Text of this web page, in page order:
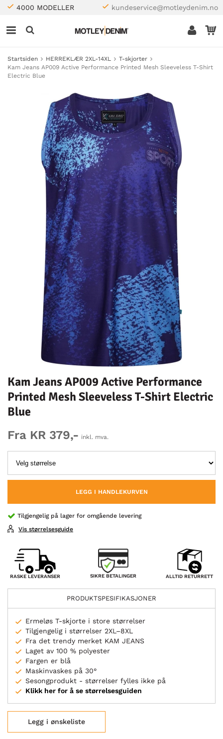
4000 MODELLER kundeservice@motleydenim.no
Startsiden HERREKLÆR 2XL-14XL
T-skjorter
Kam Jeans AP009 Active Performance Printed Mesh Sleeveless T-Shirt
Electric Blue
Kam Jeans AP009 Active Performance
Printed Mesh Sleeveless T-Shirt Electric
Blue
Fra KR 379,- inkl. mva.
LEGG I HANDLEKURVEN
Tilgjengelig på lager for omgående levering
Vis størrelsesguide
RASKE LEVERANSER SIKRE BETALINGER ALLTID RETURRETT
PRODUKTSPESIFIKASJONER
Ermeløs T-skjorte i store størrelser
Tilgjengelig i størrelser 2XL–8XL
Fra det trendy merket KAM JEANS
Laget av 100 % polyester
Fargen er blå
Maskinvaskes på 30°
Sesongprodukt - størrelser fylles ikke på
Klikk her for å se størrelsesguiden
Legg i ønskeliste